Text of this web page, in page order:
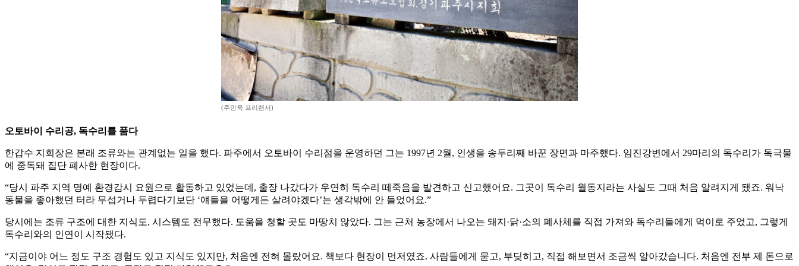
(주민욱 프리랜서)
오토바이 수리공, 독수리를 품다
한갑수 지회장은 본래 조류와는 관계없는 일을 했다. 파주에서 오토바이 수리점을 운영하던 그는 1997년 2월, 인생을 송두리째 바꾼 장면과 마주했다. 임진강변에서 29마리의 독수리가 독극물
에 중독돼 집단 폐사한 현장이다.
“당시 파주 지역 명예 환경감시 요원으로 활동하고 있었는데, 출장 나갔다가 우연히 독수리 떼죽음을 발견하고 신고했어요. 그곳이 독수리 월동지라는 사실도 그때 처음 알려지게 됐죠. 워낙
동물을 좋아했던 터라 무섭거나 두렵다기보단 ‘얘들을 어떻게든 살려야겠다’는 생각밖에 안 들었어요.”
당시에는 조류 구조에 대한 지식도, 시스템도 전무했다. 도움을 청할 곳도 마땅치 않았다. 그는 근처 농장에서 나오는 돼지·닭·소의 폐사체를 직접 가져와 독수리들에게 먹이로 주었고, 그렇게
독수리와의 인연이 시작됐다.
“지금이야 어느 정도 구조 경험도 있고 지식도 있지만, 처음엔 전혀 몰랐어요. 책보다 현장이 먼저였죠. 사람들에게 묻고, 부딪히고, 직접 해보면서 조금씩 알아갔습니다. 처음엔 전부 제 돈으로